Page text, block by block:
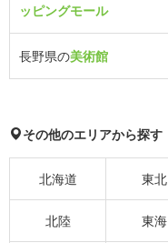
ッピングモール
長野県の美術館
その他のエリアから探す
北海道 東北
北陸 東海